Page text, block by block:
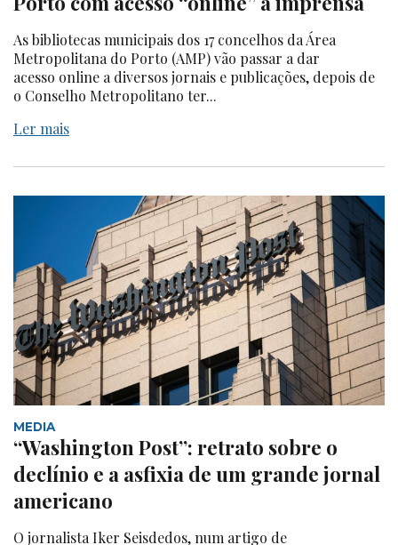
As bibliotecas municipais dos 17 concelhos da Área
Metropolitana do Porto (AMP) vão passar a dar
acesso online a diversos jornais e publicações, depois de
o Conselho Metropolitano ter...
Ler mais
MEDIA
“Washington Post”: retrato sobre o
declínio e a asfixia de um grande jornal
americano
O jornalista Iker Seisdedos, num artigo de